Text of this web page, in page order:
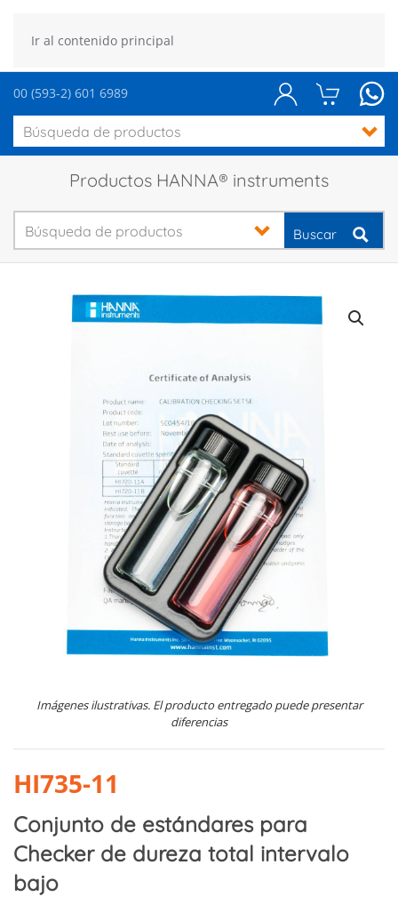
Ir al contenido principal
00 (593-2) 601 6989
Productos HANNA® instruments
Buscar
Imágenes ilustrativas. El producto entregado puede presentar
diferencias
HI735-11
Conjunto de estándares para
Checker de dureza total intervalo
bajo